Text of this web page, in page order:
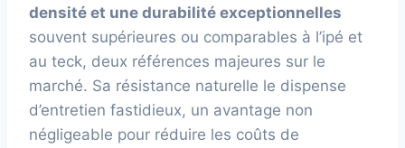
densité et une durabilité exceptionnelles
souvent supérieures ou comparables à l’ipé et
au teck, deux références majeures sur le
marché. Sa résistance naturelle le dispense
d’entretien fastidieux, un avantage non
négligeable pour réduire les coûts de